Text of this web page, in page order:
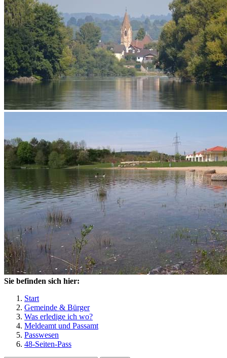
Sie befinden sich hier:
Start
Gemeinde & Bürger
Was erledige ich wo?
Meldeamt und Passamt
Passwesen
48-Seiten-Pass